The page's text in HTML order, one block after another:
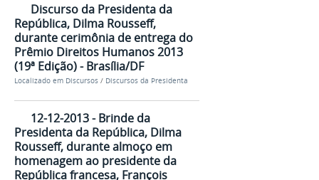
Discurso da Presidenta da
República, Dilma Rousseff,
durante cerimônia de entrega do
Prêmio Direitos Humanos 2013
(19ª Edição) - Brasília/DF
Localizado em Discursos / Discursos da Presidenta
12-12-2013 - Brinde da
Presidenta da República, Dilma
Rousseff, durante almoço em
homenagem ao presidente da
República francesa, François